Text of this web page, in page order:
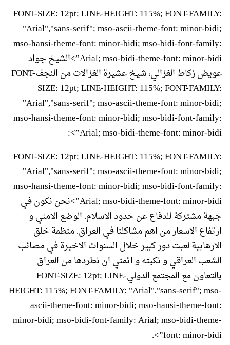
FONT-SIZE: 12pt; LINE-HEIGHT: 115%; FONT-FAMILY:
"Arial","sans-serif"; mso-ascii-theme-font: minor-bidi;
mso-hansi-theme-font: minor-bidi; mso-bidi-font-family:
Arial; mso-bidi-theme-font: minor-bidi”>الشيخ جواد
عويض زكاط الغزالي، شيخ عشيرة الغزالات من النجفFONT-
SIZE: 12pt; LINE-HEIGHT: 115%; FONT-FAMILY:
"Arial","sans-serif"; mso-ascii-theme-font: minor-bidi;
mso-hansi-theme-font: minor-bidi; mso-bidi-font-family:
Arial; mso-bidi-theme-font: minor-bidi”>:
FONT-SIZE: 12pt; LINE-HEIGHT: 115%; FONT-FAMILY:
"Arial","sans-serif"; mso-ascii-theme-font: minor-bidi;
mso-hansi-theme-font: minor-bidi; mso-bidi-font-family:
Arial; mso-bidi-theme-font: minor-bidi”>نحن نكون في
جبهة مشتركة للدفاع عن حدود الاسلام. الوضع الامني و
ارتفاع الاسعار من اهم مشاكلنا في العراق. منظمة خلق
الارهابية لعبت دور كبير خلال السنوات الاخيرة في مصائب
الشعب العراقي و نكبته و اتمني ان نطردها من العراق
بالتعاون مع المجتمع الدوليFONT-SIZE: 12pt; LINE-
HEIGHT: 115%; FONT-FAMILY: "Arial","sans-serif"; mso-
ascii-theme-font: minor-bidi; mso-hansi-theme-font:
minor-bidi; mso-bidi-font-family: Arial; mso-bidi-theme-
font: minor-bidi”>.